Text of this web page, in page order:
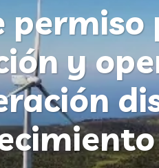
permiso
y